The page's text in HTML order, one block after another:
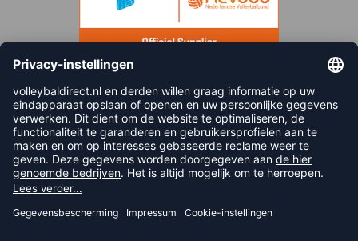
FOLLOW US